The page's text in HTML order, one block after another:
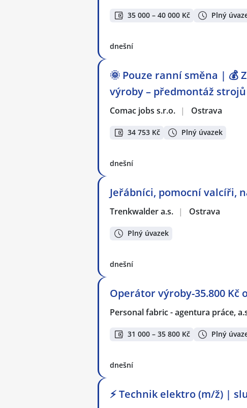
35 000 – 40 000 Kč Plný
dnešní
🌞 Pouze ranní směna | 💰
výroby – předmontáž strojů
Comac jobs s.r.o. | Ostrava
34 753 Kč Plný úvazek
dnešní
Jeřábníci, pomocní valcíři,
Trenkwalder a.s. | Ostrava
Plný úvazek
dnešní
Operátor výroby-35.800 Kč
Personal fabric - agentura práce,
31 000 – 35 800 Kč Plný
dnešní
⚡ Technik elektro (m/ž) |